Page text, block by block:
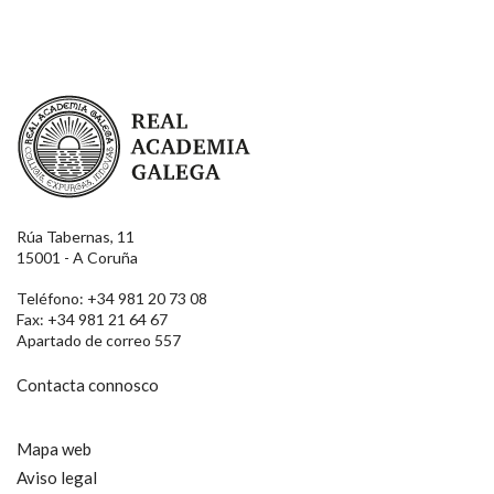
Real Academia Galega
Rúa Tabernas, 11
15001 - A Coruña
Teléfono: +34 981 20 73 08
Fax: +34 981 21 64 67
Apartado de correo 557
Contacta connosco
Mapa web
Aviso legal